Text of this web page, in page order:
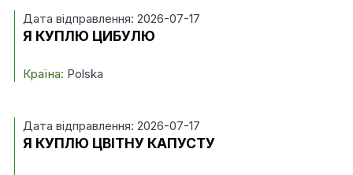
Дата відправлення: 2026-07-17
Я КУПЛЮ ЦИБУЛЮ
Країна: Polska
Дата відправлення: 2026-07-17
Я КУПЛЮ ЦВІТНУ КАПУСТУ